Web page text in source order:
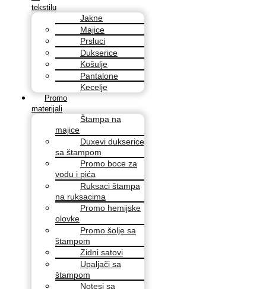
tekstilu
Jakne
Majice
Prsluci
Dukserice
Košulje
Pantalone
Kecelje
Promo
materijali
Štampa na
majice
Duxevi dukserice
sa štampom
Promo boce za
vodu i pića
Ruksaci štampa
na ruksacima
Promo hemijske
olovke
Promo šolje sa
štampom
Zidni satovi
Upaljači sa
štampom
Notesi sa